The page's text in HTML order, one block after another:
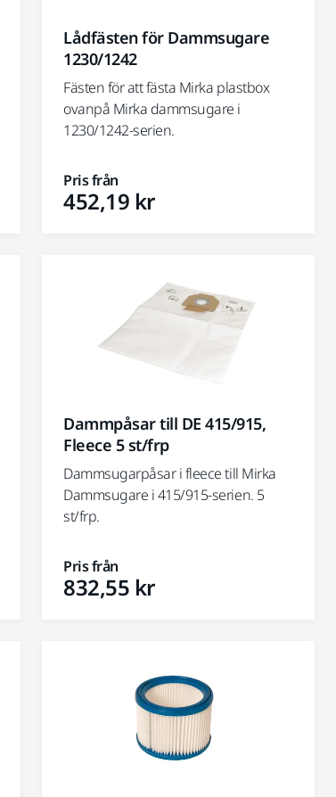
Lådfästen för Dammsugare
1230/1242
Fästen för att fästa Mirka plastbox
ovanpå Mirka dammsugare i
1230/1242-serien.
Pris från
452,19 kr
Dammpåsar till DE 415/915,
Fleece 5 st/frp
Dammsugarpåsar i fleece till Mirka
Dammsugare i 415/915-serien. 5
st/frp.
Pris från
832,55 kr